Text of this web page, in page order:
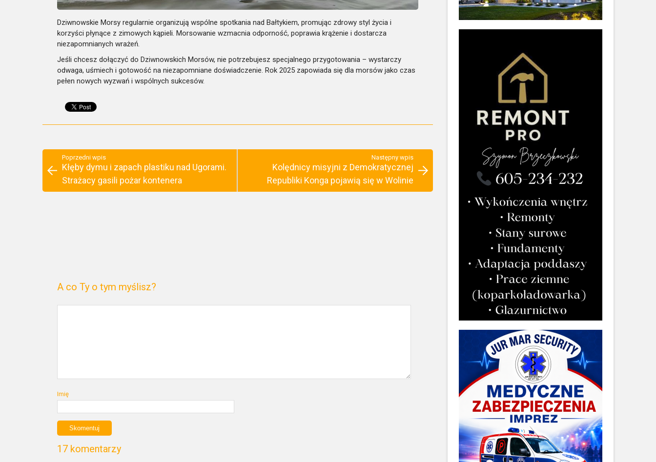
Dziwnowskie Morsy regularnie organizują wspólne spotkania nad Bałtykiem, promując zdrowy styl życia i
korzyści płynące z zimowych kąpieli. Morsowanie wzmacnia odporność, poprawia krążenie i dostarcza
niezapomnianych wrażeń.
Jeśli chcesz dołączyć do Dziwnowskich Morsów, nie potrzebujesz specjalnego przygotowania – wystarczy
odwaga, uśmiech i gotowość na niezapomniane doświadczenie. Rok 2025 zapowiada się dla morsów jako czas
pełen nowych wyzwań i wspólnych sukcesów.
Poprzedni wpis
Kłęby dymu i zapach plastiku nad Ugorami.
Strażacy gasili pożar kontenera
Następny wpis
Kolędnicy misyjni z Demokratycznej
Republiki Konga pojawią się w Wolinie
A co Ty o tym myślisz?
Imię
17 komentarzy